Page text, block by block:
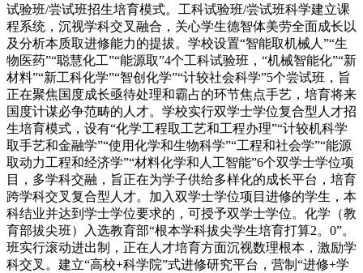
试验班/尝试班招生培育模式。工科试验班/尝试班科学建立课
程系统，沉视学科交叉融合，关心学生德智体美劳全面成长以
及分析本质取进修能力的提拔。学校设置“智能取机械人”“生
物医药”“聪慧化工”“能源取”4个工科试验班，“机械智能化”“新
材料”“新工科化学”“智创化学”“计较社会科学”5个尝试班，旨
正在聚焦国度成长亟待处理和霸占的环节焦点手艺，培育将来
国度计谋必争范畴的人才。学校实行双学士学位复合型人才招
生培育模式，设有“化学工程取工艺和工程办理”“计较机科学
取手艺和金融学”“使用化学和生物科学”“工程和社会学”“能源
取动力工程和经济学”“材料化学和人工智能”6个双学士学位项
目，多学科交融，旨正在为学子供给多样化的成长平台，培育
跨学科交叉复合型人才。加入双学士学位项目进修的学生，本
科结业并达到学士学位要求的，可授予双学士学位。化学（教
育部拔尖班）入选教育部“根本学科拔尖学生培育打算2。0”。
班实行滚动进出制，正在人才培育方面沉视数理根本，激励学
科交叉。建立“高校+科学院”式进修研究平台，营制“进修+学